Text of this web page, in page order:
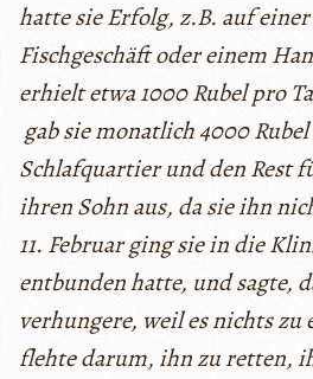
hatte sie Erfolg, z.B. auf
Fischgeschäft oder einem
erhielt etwa 1000 Rubel pro
gab sie monatlich 4000
Schlafquartier und den Rest
ihren Sohn aus, da sie ihn
11. Februar ging sie in die
entbunden hatte, und sagte,
verhungere, weil es nichts zu
flehte darum, ihn zu retten,